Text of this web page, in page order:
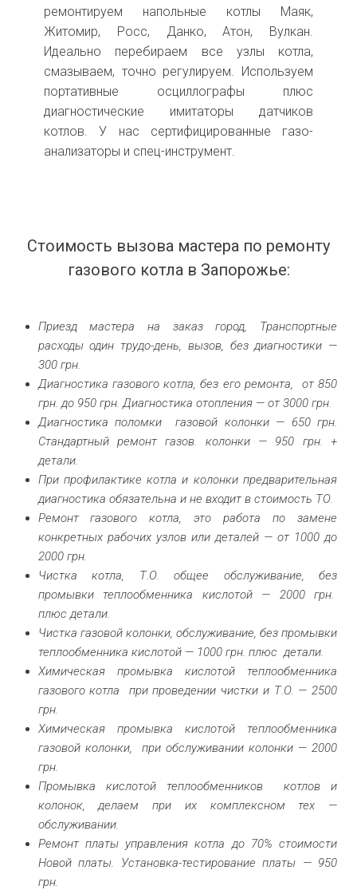
ремонтируем напольные котлы Маяк,
Житомир, Росс, Данко, Атон, Вулкан.
Идеально перебираем все узлы котла,
смазываем, точно регулируем. Используем
портативные осциллографы плюс
диагностические имитаторы датчиков
котлов. У нас сертифицированные газо-
анализаторы и спец-инструмент.
Стоимость вызова мастера по ремонту
газового котла в Запорожье:
Приезд мастера на заказ город, Транспортные
расходы один трудо-день, вызов, без диагностики —
300 грн.
Диагностика газового котла, без его ремонта, от 850
грн. до 950 грн. Диагностика отопления — от 3000 грн.
Диагностика поломки газовой колонки — 650 грн.
Стандартный ремонт газов. колонки — 950 грн. +
детали.
При профилактике котла и колонки предварительная
диагностика обязательна и не входит в стоимость ТО.
Ремонт газового котла, это работа по замене
конкретных рабочих узлов или деталей — от 1000 до
2000 грн.
Чистка котла, Т.О. общее обслуживание, без
промывки теплообменника кислотой — 2000 грн.
плюс детали.
Чистка газовой колонки, обслуживание, без промывки
теплообменника кислотой — 1000 грн. плюс детали.
Химическая промывка кислотой теплообменника
газового котла при проведении чистки и Т.О. — 2500
грн.
Химическая промывка кислотой теплообменника
газовой колонки, при обслуживании колонки — 2000
грн.
Промывка кислотой теплообменников котлов и
колонок, делаем при их комплексном тех —
обслуживании.
Ремонт платы управления котла до 70% стоимости
Новой платы. Установка-тестирование платы — 950
грн.